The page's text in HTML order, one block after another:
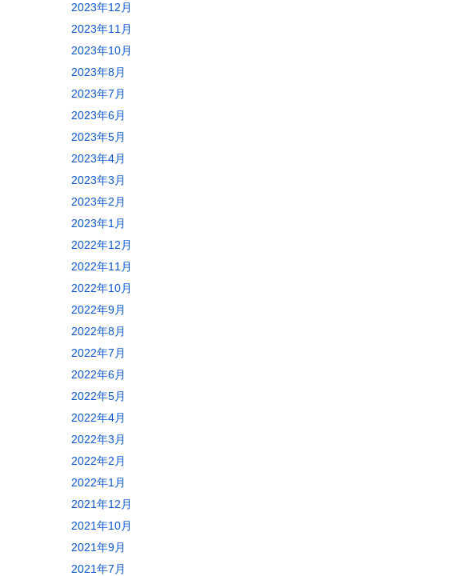
2023年12月
2023年11月
2023年10月
2023年8月
2023年7月
2023年6月
2023年5月
2023年4月
2023年3月
2023年2月
2023年1月
2022年12月
2022年11月
2022年10月
2022年9月
2022年8月
2022年7月
2022年6月
2022年5月
2022年4月
2022年3月
2022年2月
2022年1月
2021年12月
2021年10月
2021年9月
2021年7月